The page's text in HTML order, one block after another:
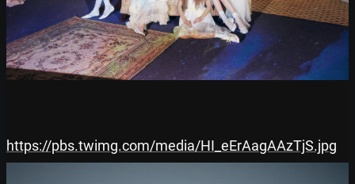
https://pbs.twimg.com/media/HI_eErAagAAzTjS.jpg